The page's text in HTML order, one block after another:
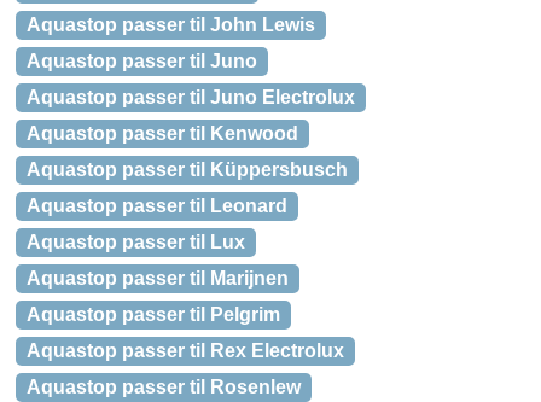
Aquastop passer til John Lewis
Aquastop passer til Juno
Aquastop passer til Juno Electrolux
Aquastop passer til Kenwood
Aquastop passer til Küppersbusch
Aquastop passer til Leonard
Aquastop passer til Lux
Aquastop passer til Marijnen
Aquastop passer til Pelgrim
Aquastop passer til Rex Electrolux
Aquastop passer til Rosenlew